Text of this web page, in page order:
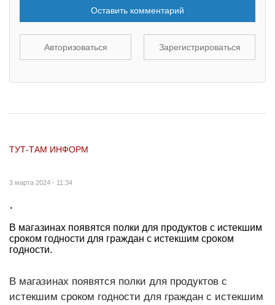
Оставить комментарий
Авторизоваться Зарегистрироваться
ТУТ-ТАМ ИНФОРМ
3 марта 2024 - 11:34
.
В магазинах появятся полки для продуктов с истекшим
сроком годности для граждан с истекшим сроком
годности.
В магазинах появятся полки для продуктов с
истекшим сроком годности для граждан с истекшим